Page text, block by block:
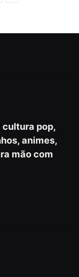
cultura pop,
animes,
mão com